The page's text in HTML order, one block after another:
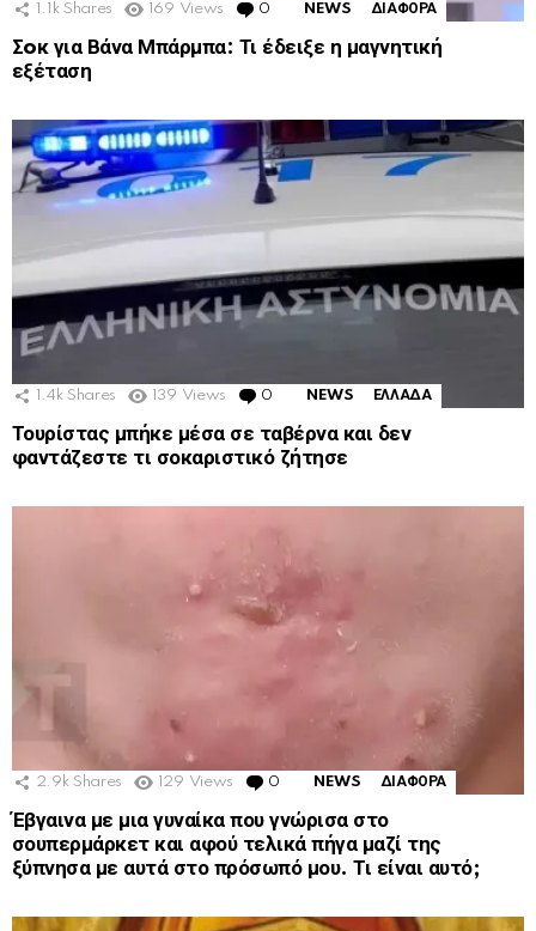
1.1k Shares 169 Views 0 Comments
NEWS ΔΙΑΦΟΡΑ
Σoκ για Βάνα Μπάρμπα: Τι έδειξε η μαγνητική
εξέταση
1.4k Shares 139 Views 0 Comments
NEWS ΕΛΛΑΔΑ
Τουρίστας μπήκε μέσα σε ταβέρνα και δεν
φαντάζεστε τι σοκαριστικό ζήτησε
2.9k Shares 129 Views 0 Comments
NEWS ΔΙΑΦΟΡΑ
Έβγαινα με μια γυναίκα που γνώρισα στο
σουπερμάρκετ και αφού τελικά πήγα μαζί της
ξύπνησα με αυτά στο πρόσωπό μου. Τι είναι αυτό;